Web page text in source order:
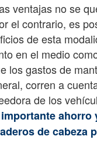
ventajas no se
el contrario, es
ficios de esta
en el medio
losgastos de
corren a
de los
ahorro
decabeza